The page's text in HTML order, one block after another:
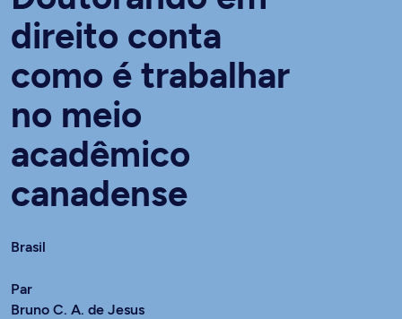
direito conta
como é trabalhar
no meio
acadêmico
canadense
Brasil
Par
Bruno C. A. de Jesus